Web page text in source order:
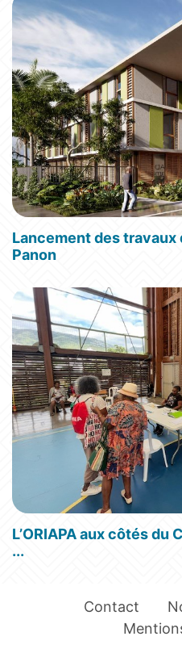
Lancement des travaux
Panon
L’ORIAPA aux côtés du
...
Contact